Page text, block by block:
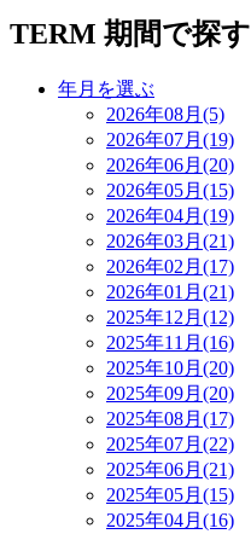
TERM 期間で探す
年月を選ぶ
2026年08月(5)
2026年07月(19)
2026年06月(20)
2026年05月(15)
2026年04月(19)
2026年03月(21)
2026年02月(17)
2026年01月(21)
2025年12月(12)
2025年11月(16)
2025年10月(20)
2025年09月(20)
2025年08月(17)
2025年07月(22)
2025年06月(21)
2025年05月(15)
2025年04月(16)